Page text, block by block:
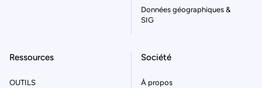
Données géographiques &
SIG
Ressources
OUTILS
Société
À propos